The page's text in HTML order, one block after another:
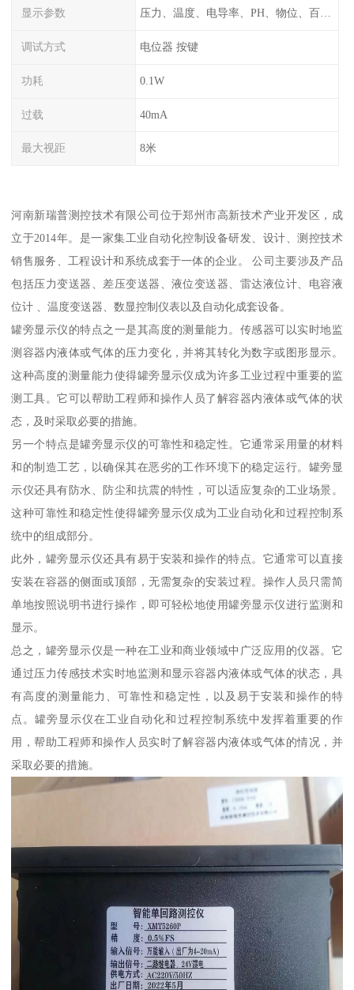
显示参数 压力、温度、电导率、PH、物位、百分比率
调试方式 电位器 按键
功耗 0.1W
过载 40mA
最大视距 8米
河南新瑞普测控技术有限公司位于郑州市高新技术产业开发区，成
立于2014年。是一家集工业自动化控制设备研发、设计、测控技术
销售服务、工程设计和系统成套于一体的企业。 公司主要涉及产品
包括压力变送器、差压变送器、液位变送器、雷达液位计、电容液
位计 、温度变送器、数显控制仪表以及自动化成套设备。
罐旁显示仪的特点之一是其高度的测量能力。传感器可以实时地监
测容器内液体或气体的压力变化，并将其转化为数字或图形显示。
这种高度的测量能力使得罐旁显示仪成为许多工业过程中重要的监
测工具。它可以帮助工程师和操作人员了解容器内液体或气体的状
态，及时采取必要的措施。
另一个特点是罐旁显示仪的可靠性和稳定性。它通常采用量的材料
和的制造工艺，以确保其在恶劣的工作环境下的稳定运行。罐旁显
示仪还具有防水、防尘和抗震的特性，可以适应复杂的工业场景。
这种可靠性和稳定性使得罐旁显示仪成为工业自动化和过程控制系
统中的组成部分。
此外，罐旁显示仪还具有易于安装和操作的特点。它通常可以直接
安装在容器的侧面或顶部，无需复杂的安装过程。操作人员只需简
单地按照说明书进行操作，即可轻松地使用罐旁显示仪进行监测和
显示。
总之，罐旁显示仪是一种在工业和商业领域中广泛应用的仪器。它
通过压力传感技术实时地监测和显示容器内液体或气体的状态，具
有高度的测量能力、可靠性和稳定性，以及易于安装和操作的特
点。罐旁显示仪在工业自动化和过程控制系统中发挥着重要的作
用，帮助工程师和操作人员实时了解容器内液体或气体的情况，并
采取必要的措施。